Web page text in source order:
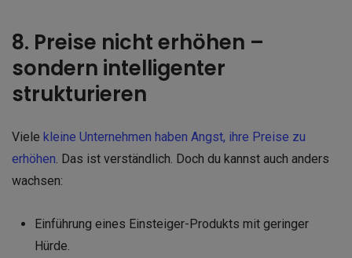
8. Preise nicht erhöhen –
sondern intelligenter
strukturieren
Viele kleine Unternehmen haben Angst, ihre Preise zu
erhöhen. Das ist verständlich. Doch du kannst auch anders
wachsen:
Einführung eines Einsteiger-Produkts mit geringer
Hürde.